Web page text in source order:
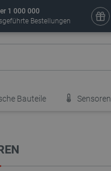
1 000 000
Bestellungen
Bauteile Sensoren